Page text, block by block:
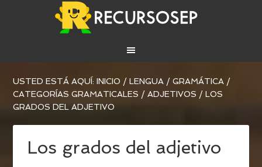
USTED ESTÁ AQUÍ:INICIO / LENGUA / GRAMÁTICA /
CATEGORÍAS GRAMATICALES / ADJETIVOS / LOS
GRADOS DEL ADJETIVO
Los grados del adjetivo